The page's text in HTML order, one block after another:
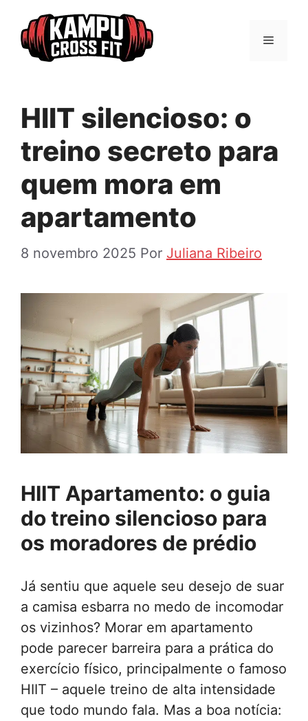
para
Menu
HIIT silencioso: o
treino secreto para
quem mora em
apartamento
8 novembro 2025 Por Juliana Ribeiro
HIIT Apartamento: o guia
do treino silencioso para
os moradores de prédio
Já sentiu que aquele seu desejo de suar
a camisa esbarra no medo de incomodar
os vizinhos? Morar em apartamento
pode parecer barreira para a prática do
exercício físico, principalmente o famoso
HIIT – aquele treino de alta intensidade
que todo mundo fala. Mas a boa notícia: